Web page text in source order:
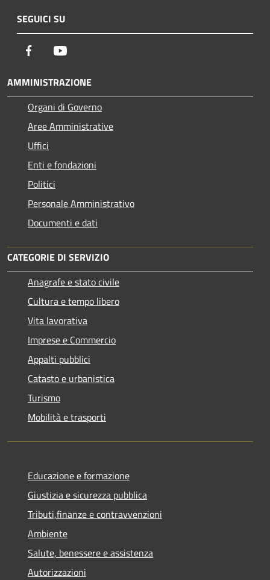
SEGUICI SU
Facebook
AMMINISTRAZIONE
Organi di Governo
Aree Amministrative
Uffici
Enti e fondazioni
Politici
Personale Amministrativo
Documenti e dati
CATEGORIE DI SERVIZIO
Anagrafe e stato civile
Cultura e tempo libero
Vita lavorativa
Imprese e Commercio
Appalti pubblici
Catasto e urbanistica
Turismo
Mobilità e trasporti
Educazione e formazione
Giustizia e sicurezza pubblica
Tributi,finanze e contravvenzioni
Ambiente
Salute, benessere e assistenza
Autorizzazioni